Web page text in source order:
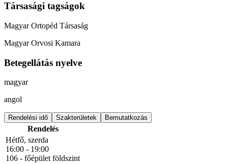
Társasági tagságok
Magyar Ortopéd Társaság
Magyar Orvosi Kamara
Betegellátás nyelve
magyar
angol
Rendelési idő Szakterületek Bemutatkozás
Rendelés
Hétfő, szerda
16:00 - 19:00
106 - főépület földszint